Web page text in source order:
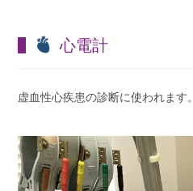
心電計
虚血性心疾患の診断に使われます。